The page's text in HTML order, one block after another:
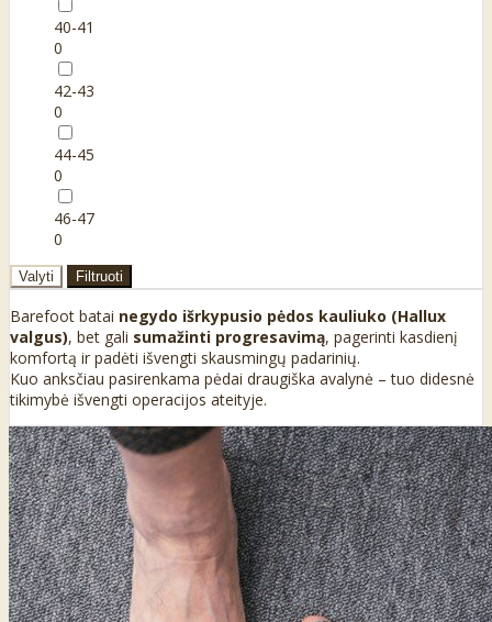
40-41
0
42-43
0
44-45
0
46-47
0
Valyti Filtruoti
Barefoot batai negydo išrkypusio pėdos kauliuko (Hallux
valgus), bet gali sumažinti progresavimą, pagerinti kasdienį
komfortą ir padėti išvengti skausmingų padarinių.
Kuo anksčiau pasirenkama pėdai draugiška avalynė – tuo didesnė
tikimybė išvengti operacijos ateityje.